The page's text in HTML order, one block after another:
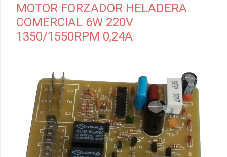
MOTOR FORZADOR HELADERA
COMERCIAL 6W 220V
1350/1550RPM 0,24A